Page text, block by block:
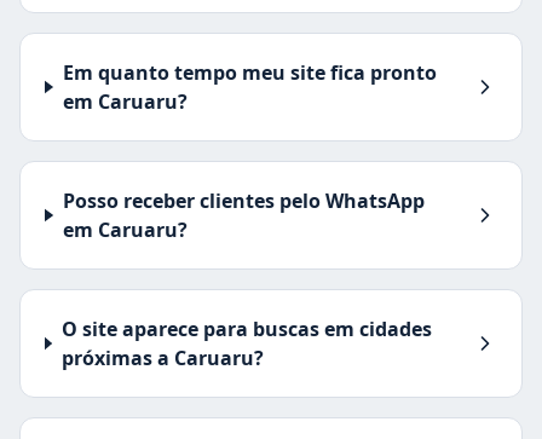
Em quanto tempo meu site fica pronto
em Caruaru?
Posso receber clientes pelo WhatsApp
em Caruaru?
O site aparece para buscas em cidades
próximas a Caruaru?